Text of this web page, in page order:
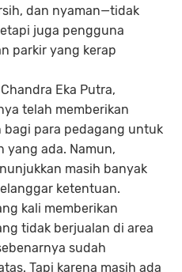
dan nyaman—tidak
juga pengguna
parkir yang kerap
Eka Putra,
telah memberikan
para pedagang untuk
yang ada. Namun,
masih banyak
ketentuan.
kali memberikan
tidak berjualan di area
sudah
Tapi karena masih ada